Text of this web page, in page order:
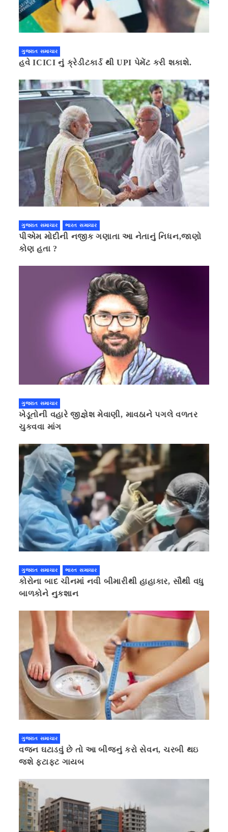
ગુજરાત સમાચાર
હવે ICICI નું ક્રેડીટકાર્ડ થી UPI પેમેંટ કરી શકાશે.
ગુજરાત સમાચાર ભારત સમાચાર
પીએમ મોદીની નજીક ગણાતા આ નેતાનું નિધન,જાણો
કોણ હતા ?
ગુજરાત સમાચાર
ખેડૂતોની વહારે જીજ્ઞેશ મેવાણી, માવઠાને પગલે વળતર
ચુકવવા માંગ
ગુજરાત સમાચાર ભારત સમાચાર
કોરોના બાદ ચીનમાં નવી બીમારીથી હાહાકાર, સૌથી વધુ
બાળકોને નુકશાન
ગુજરાત સમાચાર
વજન ઘટાડવું છે તો આ બીજનું કરો સેવન, ચરબી થઇ
જશે ફટાફટ ગાયબ